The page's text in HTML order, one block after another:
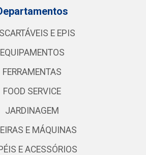
E EPIS
EQUIPAMENTOS
FERRAMENTAS
FOOD SERVICE
JARDINAGEM
E MÁQUINAS
E ACESSÓRIOS